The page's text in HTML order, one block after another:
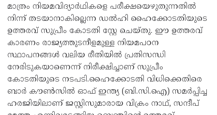
മാത്രം നിയമവിദ്യാർഥികളെ പരീക്ഷയെഴുതുന്നതിൽ
നിന്ന് തടയാനാകില്ലെന്ന ഡൽഹി ഹൈക്കോടതിയുടെ
ഉത്തരവ് സുപ്രീം കോടതി സ്റ്റേ ചെയ്തു. ഈ ഉത്തരവ്
കാരണം രാജ്യത്തുടനീളമുള്ള നിയമപഠന
സ്ഥാപനങ്ങൾ വലിയ രീതിയിൽ പ്രതിസന്ധി
നേരിടുകയാണെന്ന് നിരീക്ഷിച്ചാണ് സുപ്രീം
കോടതിയുടെ നടപടി.ഹൈക്കോടതി വിധിക്കെതിരെ
ബാർ കൗൺസിൽ ഓഫ് ഇന്ത്യ (ബി.സി.ഐ) സമർപ്പിച്ച
ഹരജിയിലാണ് ജസ്റ്റിസുമാരായ വിക്രം നാഥ്, സന്ദീപ്